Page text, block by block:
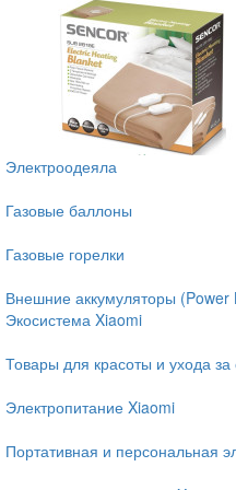
Электроодеяла
Газовые баллоны
Газовые горелки
Внешние аккумуляторы (Power
Экосистема Xiaomi
Товары для красоты и ухода
Электропитание Xiaomi
Портативная и персональная